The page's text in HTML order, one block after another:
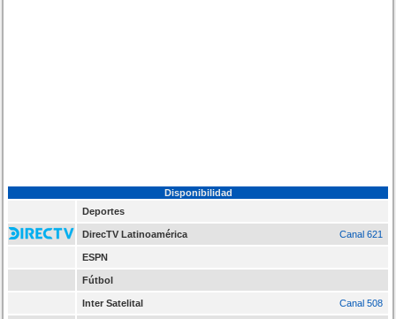
Disponibilidad
Deportes
DirecTV Latinoamérica Canal 621
ESPN
Fútbol
Inter Satelital Canal 508